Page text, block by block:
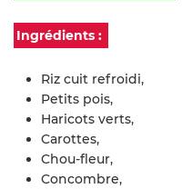
Ingrédients :
Riz cuit refroidi,
Petits pois,
Haricots verts,
Carottes,
Chou-fleur,
Concombre,